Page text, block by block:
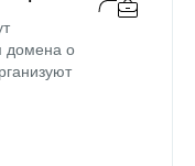
домена о